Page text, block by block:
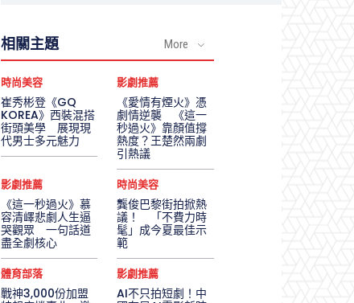
相關主題 More
時尚美容
崔秀彬登《GQ
KOREA》西裝混搭
街頭美學 展現現
代男士多元魅力
影劇推薦
《愛情有煙火》憑
劇情逆襲 《這一
秒過火》靠顏值撐
熱度？王楚然兩劇
引熱議
影劇推薦
《這一秒過火》慕
容清嶧悲劇人生逼
哭觀眾 一句話道
盡全劇核心
時尚美容
龔俊巴黎街拍掀熱
議！ 「不費力時
髦」成今夏最佳示
範
體育部落
戰神3,000份加盟
影劇推薦
AI不只拍短劇！中